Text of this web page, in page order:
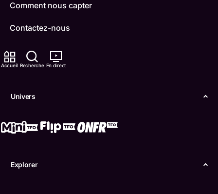
Accueil Recherche En direct
Univers
Explorer
Comment nous capter
Contactez-nous
ONFR
Boukili
Confidentialité